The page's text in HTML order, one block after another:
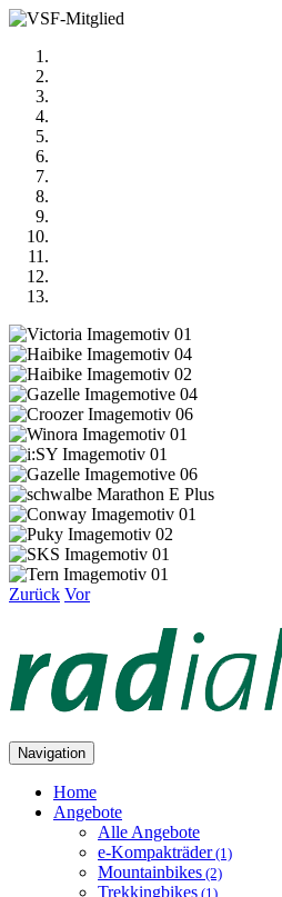
Zurück Vor
Navigation
Home
Angebote
Alle Angebote
e-Kompakträder(1)
Mountainbikes (2)
Trekkingbikes (1)